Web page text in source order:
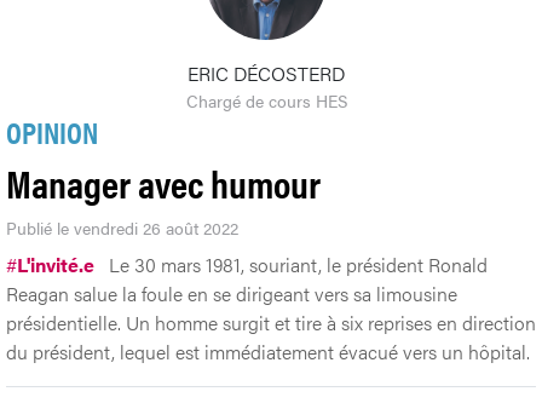
ERIC DÉCOSTERD
Chargé de cours HES
OPINION
Manager avec humour
Publié le vendredi 26 août 2022
#L'invité.e Le 30 mars 1981, souriant, le président Ronald
Reagan salue la foule en se dirigeant vers sa limousine
présidentielle. Un homme surgit et tire à six reprises en direction
du président, lequel est immédiatement évacué vers un hôpital.